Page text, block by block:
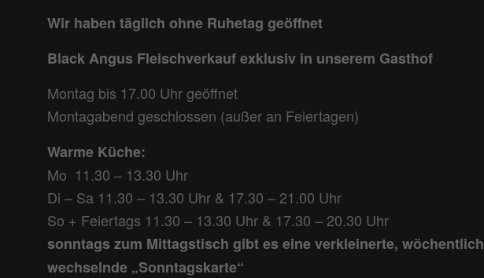
Wir haben täglich ohne Ruhetag geöffnet
Black Angus Fleischverkauf exklusiv in unserem Gasthof
Montag bis 17.00 Uhr geöffnet
Montagabend geschlossen (außer an Feiertagen)
Warme Küche:
Mo 11.30 – 13.30 Uhr
Di – Sa 11.30 – 13.30 Uhr & 17.30 – 21.00 Uhr
So + Feiertags 11.30 – 13.30 Uhr & 17.30 – 20.30 Uhr
sonntags zum Mittagstisch gibt es eine verkleinerte, wöchentlich
wechselnde „Sonntagskarte“